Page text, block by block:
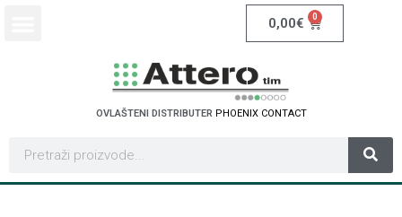
0,00€ 0
OVLAŠTENI DISTRIBUTER PHOENIX CONTACT